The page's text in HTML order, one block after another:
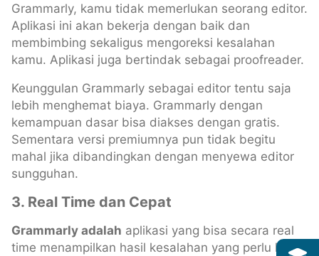
Grammarly, kamu tidak memerlukan seorang editor.
Aplikasi ini akan bekerja dengan baik dan
membimbing sekaligus mengoreksi kesalahan
kamu. Aplikasi juga bertindak sebagai proofreader.
Keunggulan Grammarly sebagai editor tentu saja
lebih menghemat biaya. Grammarly dengan
kemampuan dasar bisa diakses dengan gratis.
Sementara versi premiumnya pun tidak begitu
mahal jika dibandingkan dengan menyewa editor
sungguhan.
3. Real Time dan Cepat
Grammarly adalah aplikasi yang bisa secara real
time menampilkan hasil kesalahan yang perlu kita